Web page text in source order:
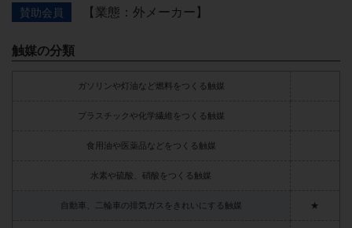
賛助会員 【業態：外メーカー】
触媒の分類
ガソリンや灯油など燃料をつくる触媒
プラスチックや化学繊維をつくる触媒
食用油や医薬品などをつくる触媒
水素や硫酸、硝酸をつくる触媒
自動車、二輪車の排気ガスをきれいにする触媒 ★